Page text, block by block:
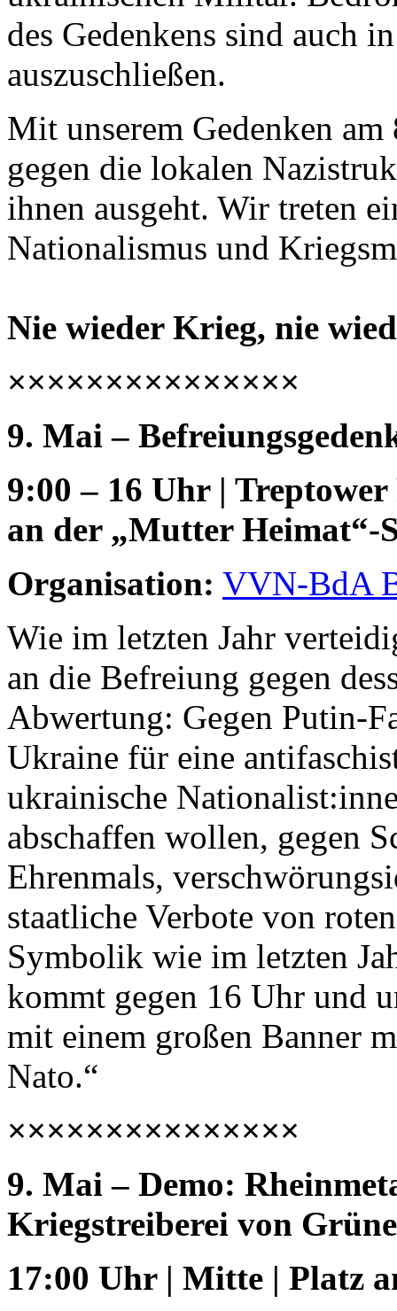
des Gedenkens sind auch
auszuschließen.
Mit unserem Gedenken
gegen die lokalen
ihnen ausgeht. Wir treten
Nationalismus und
Nie wieder Krieg, nie
×××××××××××××××
9. Mai –
9:00 – 16 Uhr |
an der „Mutter Heimat“-
Organisation: VVN-BdA
Wie im letzten Jahr
an die Befreiung gegen
Abwertung: Gegen Putin-
Ukraine für eine
ukrainische
abschaffen wollen, gegen
Ehrenmals,
staatliche Verbote von
Symbolik wie im letzten
kommt gegen 16 Uhr und
mit einem großen Banner
Nato.“
×××××××××××××××
9. Mai – Demo:
Kriegstreiberei von
17:00 Uhr | Mitte | Platz